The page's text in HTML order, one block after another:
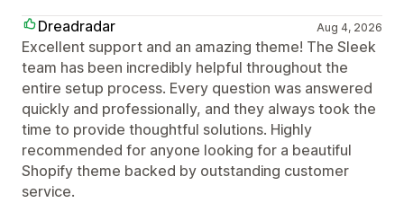
Dreadradar
Aug 4, 2026
Excellent support and an amazing theme! The Sleek
team has been incredibly helpful throughout the
entire setup process. Every question was answered
quickly and professionally, and they always took the
time to provide thoughtful solutions. Highly
recommended for anyone looking for a beautiful
Shopify theme backed by outstanding customer
service.